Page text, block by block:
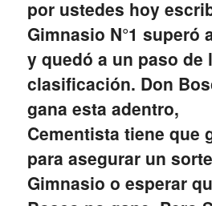
por ustedes hoy
Gimnasio N°1 superó
y quedó a un paso de
clasificación. Don
gana esta adentro,
Cementista tiene que
para asegurar un
Gimnasio o esperar